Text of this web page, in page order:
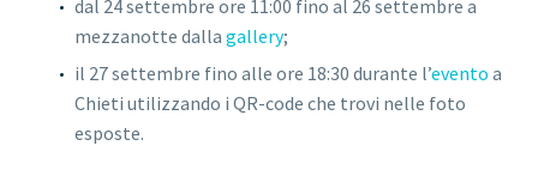
dal 24 settembre ore 11:00 fino al 26 settembre a
mezzanotte dalla gallery;
il 27 settembre fino alle ore 18:30 durante l’evento a
Chieti utilizzando i QR-code che trovi nelle foto
esposte.